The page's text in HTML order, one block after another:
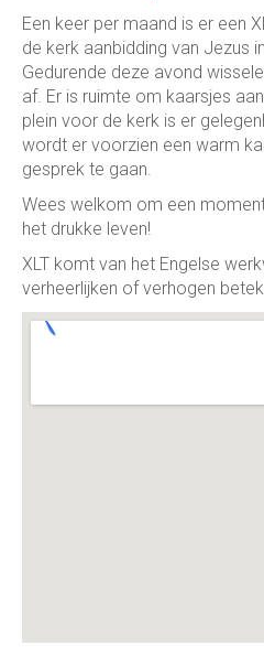
Een keer per maand is er een
de kerk aanbidding van Jezus
Gedurende deze avond
af. Er is ruimte om kaarsjes
plein voor de kerk is er
wordt er voorzien een warm
gesprek te gaan.
Wees welkom om een
het drukke leven!
XLT komt van het Engelse
verheerlijken of verhogen